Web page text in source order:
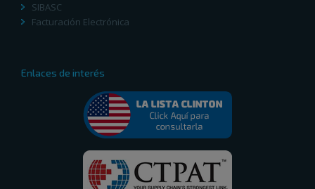
SIBASC
Facturación Electrónica
Enlaces de interés